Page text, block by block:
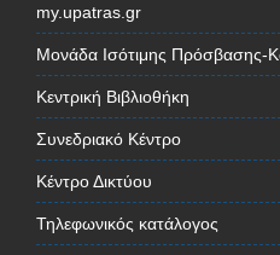
my.upatras.gr
Μονάδα Ισότιμης Πρόσβασης-
Κεντρική Βιβλιοθήκη
Συνεδριακό Κέντρο
Κέντρο Δικτύου
Τηλεφωνικός κατάλογος